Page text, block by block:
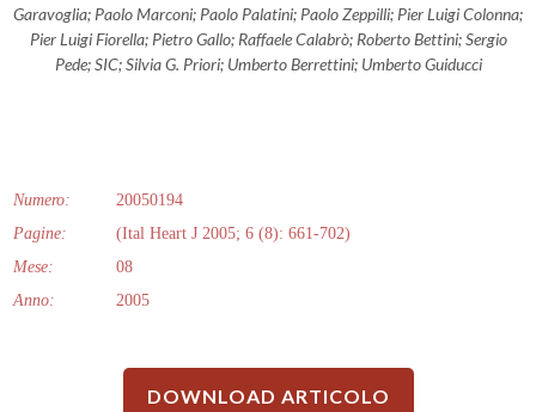
Garavoglia; Paolo Marconi; Paolo Palatini; Paolo Zeppilli; Pier Luigi Colonna;
Pier Luigi Fiorella; Pietro Gallo; Raffaele Calabrò; Roberto Bettini; Sergio
Pede; SIC; Silvia G. Priori; Umberto Berrettini; Umberto Guiducci
Numero:
20050194
Pagine:
(Ital Heart J 2005; 6 (8): 661-702)
Mese:
08
Anno:
2005
DOWNLOAD ARTICOLO